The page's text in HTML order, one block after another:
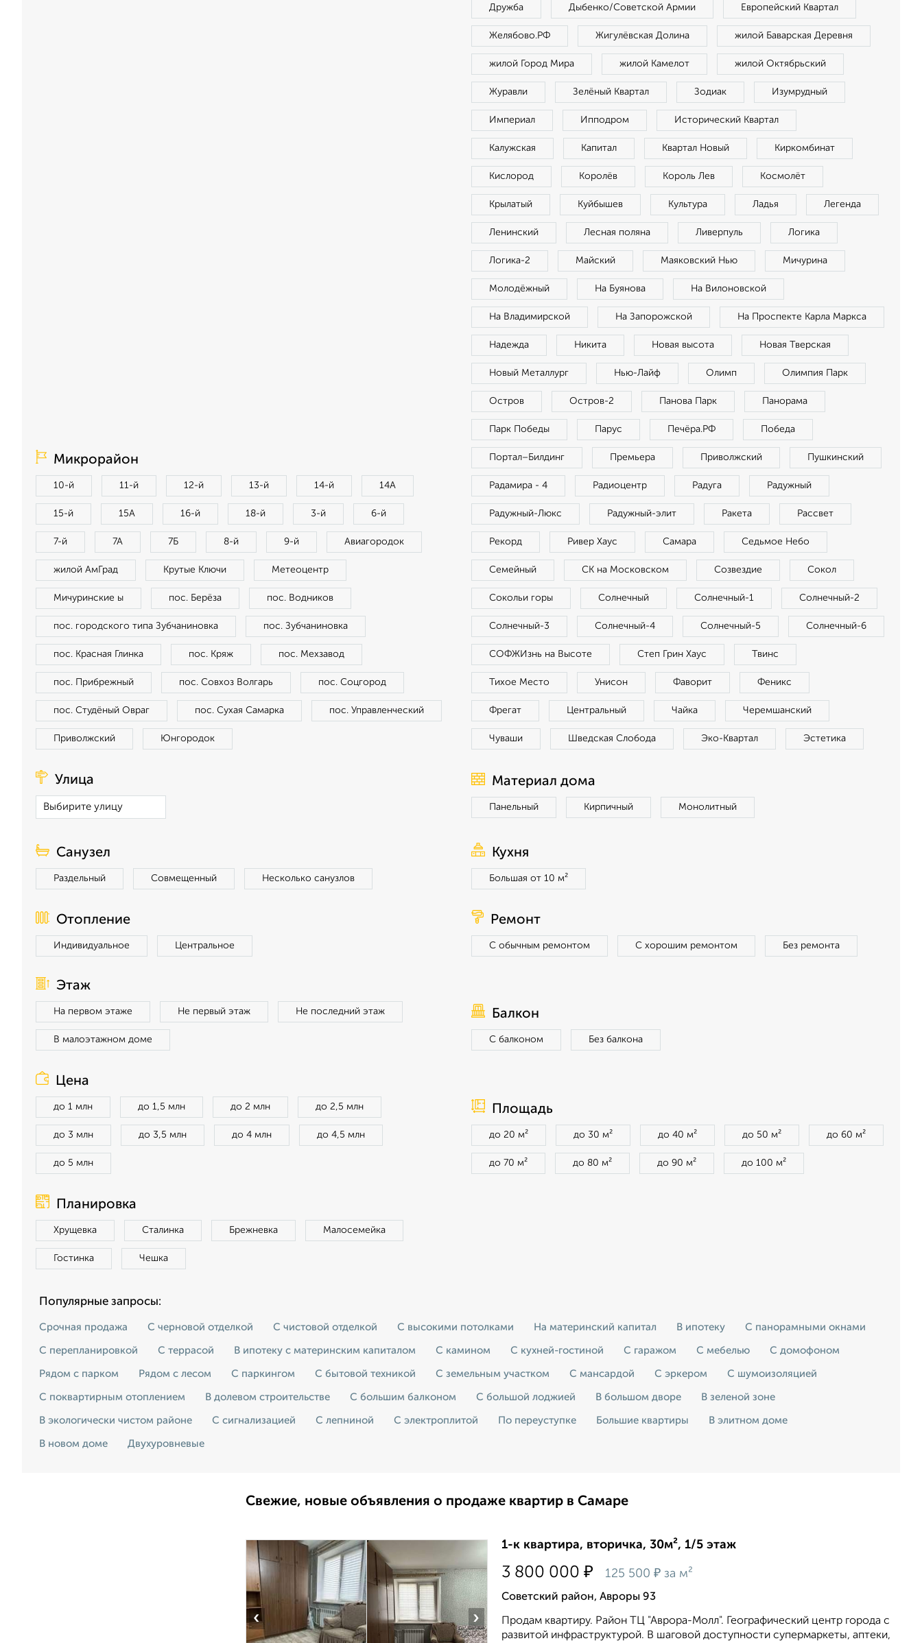
Микрорайон
10-й 11-й 12-й 13-й 14-й 14А
15-й 15А 16-й 18-й 3-й 6-й
7-й 7А 7Б 8-й 9-й Авиагородок
жилой АмГрад Крутые Ключи Метеоцентр
Мичуринские ы пос. Берёза пос. Водников
пос. городского типа Зубчаниновка пос. Зубчаниновка
пос. Красная Глинка пос. Кряж пос. Мехзавод
пос. Прибрежный пос. Совхоз Волгарь пос. Соцгород
пос. Студёный Овраг пос. Сухая Самарка пос. Управленческий
Приволжский Юнгородок
Дружба Дыбенко/Советской Армии Европейский Квартал
Желябово.РФ Жигулёвская Долина жилой Баварская Деревня
жилой Город Мира жилой Камелот жилой Октябрьский
Журавли Зелёный Квартал Зодиак Изумрудный
Империал Ипподром Исторический Квартал
Калужская Капитал Квартал Новый Киркомбинат
Кислород Королёв Король Лев Космолёт
Крылатый Куйбышев Культура Ладья Легенда
Ленинский Лесная поляна Ливерпуль Логика
Логика-2 Майский Маяковский Нью Мичурина
Молодёжный На Буянова На Вилоновской
На Владимирской На Запорожской На Проспекте Карла Маркса
Надежда Никита Новая высота Новая Тверская
Новый Металлург Нью-Лайф Олимп Олимпия Парк
Остров Остров-2 Панова Парк Панорама
Парк Победы Парус Печёра.РФ Победа
Портал–Билдинг Премьера Приволжский Пушкинский
Радамира - 4 Радиоцентр Радуга Радужный
Радужный-Люкс Радужный-элит Ракета Рассвет
Рекорд Ривер Хаус Самара Седьмое Небо
Семейный СК на Московском Созвездие Сокол
Сокольи горы Солнечный Солнечный-1 Солнечный-2
Солнечный-3 Солнечный-4 Солнечный-5 Солнечный-6
СОФЖИзнь на Высоте Степ Грин Хаус Твинс
Тихое Место Унисон Фаворит Феникс
Фрегат Центральный Чайка Черемшанский
Чуваши Шведская Слобода Эко-Квартал Эстетика
Улица Материал дома
Панельный Кирпичный Монолитный
Санузел
Раздельный Совмещенный Несколько санузлов
Кухня
Большая от 10 м²
Отопление
Индивидуальное Центральное
Ремонт
С обычным ремонтом С хорошим ремонтом Без ремонта
Этаж
На первом этаже Не первый этаж Не последний этаж
В малоэтажном доме
Балкон
С балконом Без балкона
Цена
до 1 млн до 1,5 млн до 2 млн до 2,5 млн
до 3 млн до 3,5 млн до 4 млн до 4,5 млн
до 5 млн
Площадь
до 20 м² до 30 м² до 40 м² до 50 м² до 60 м²
до 70 м² до 80 м² до 90 м² до 100 м²
Планировка
Хрущевка Сталинка Брежневка Малосемейка
Гостинка Чешка
Популярные запросы:
Срочная продажа С черновой отделкой С чистовой отделкой С высокими потолками На материнский капитал В ипотеку С панорамными окнами
С перепланировкой С террасой В ипотеку с материнским капиталом С камином С кухней-гостиной С гаражом С мебелью С домофоном
Рядом с парком Рядом с лесом С паркингом С бытовой техникой С земельным участком С мансардой С эркером С шумоизоляцией
С поквартирным отоплением В долевом строительстве С большим балконом С большой лоджией В большом дворе В зеленой зоне
В экологически чистом районе С сигнализацией С лепниной С электроплитой По переуступке Большие квартиры В элитном доме
В новом доме Двухуровневые
Свежие, новые объявления о продаже квартир в Самаре
‹ ›
1-к квартира, вторичка, 30м², 1/5 этаж
3 800 000 ₽ 125 500 ₽ за м²
Советский район, Авроры 93
Продам квартиру. Район ТЦ "Аврора-Молл". Географический центр города с
развитой инфраструктурой. В шаговой доступности супермаркеты, аптеки,